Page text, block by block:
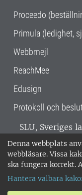
Denna webbplats
webbläsare. Vissa
ska fungera korrekt.
Hantera valbara
Proceedo
Primula (ledighet,
Webbmejl
ReachMee
Edusign
Protokoll och
SLU, Sveriges
verksamhet
Alnarp,
miljöcertifierat
018-67 10 00 •